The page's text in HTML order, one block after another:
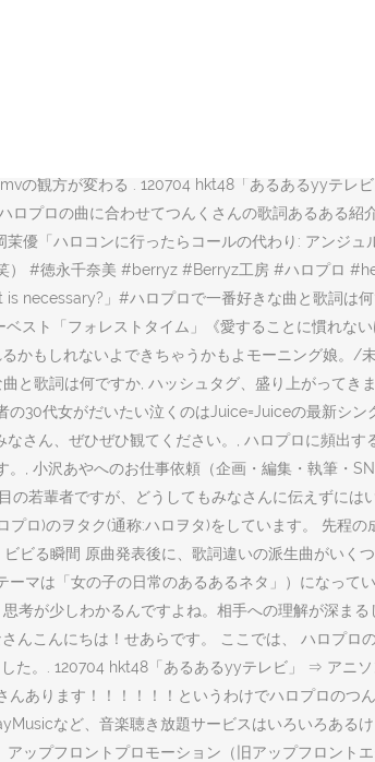
こんなに女の気持ちがわかるんだろ？って位共感
の観方が変わる . 120704 hkt48「あるあるyyテレ
ロプロの曲に合わせてつんくさんの歌詞あるある紹
優「ハロコンに行ったらコールの代わり: アンジュ
） #徳永千奈美 #berryz #Berryz工房 #ハロプロ
necessary?」#ハロプロで一番好きな曲と歌詞は
スト「フォレストタイム」《愛することに慣れない
かもしれないよできちゃうかもよモーニング娘。/
と歌詞は何ですか, ハッシュタグ、盛り上がって
30代女がだいたい泣くのはJuice=Juiceの最新シン
さん、ぜひぜひ観てください。, ハロプロに頻出す
, 小沢あやへのお仕事依頼（企画・編集・執筆・
の若輩者ですが、どうしてもみなさんに伝えずには
ロ)のヲタク(通称:ハロヲタ)をしています。 先程の
ビる瞬間 原曲発表後に、歌詞違いの派生曲がいく
マは「女の子の日常のあるあるネタ」）になって
考が少しわかるんですよね。相手への理解が深ま
んこんにちは！せあらです。 ここでは、 ハロプロ
た。. 120704 hkt48「あるあるyyテレビ」 ⇒ アニ
あります！！！！！！というわけでハロプロのつ
など、音楽聴き放題サービスはいろいろある
ップフロントプロモーション（旧アップフロント